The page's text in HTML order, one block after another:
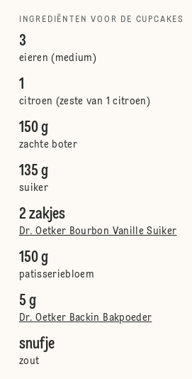
INGREDIËNTEN VOOR DE CUPCAKES
3
eieren (medium)
1
citroen (zeste van 1 citroen)
150 g
zachte boter
135 g
suiker
2 zakjes
Dr. Oetker Bourbon Vanille Suiker
150 g
patisseriebloem
5 g
Dr. Oetker Backin Bakpoeder
snufje
zout